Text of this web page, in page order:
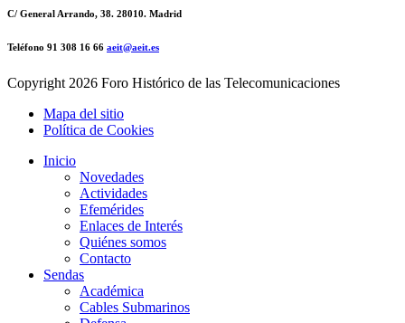
C/ General Arrando, 38. 28010. Madrid
Teléfono 91 308 16 66 aeit@aeit.es
Copyright 2026 Foro Histórico de las Telecomunicaciones
Mapa del sitio
Política de Cookies
Inicio
Novedades
Actividades
Efemérides
Enlaces de Interés
Quiénes somos
Contacto
Sendas
Académica
Cables Submarinos